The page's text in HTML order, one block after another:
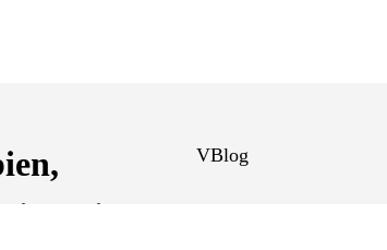
si
VBlog